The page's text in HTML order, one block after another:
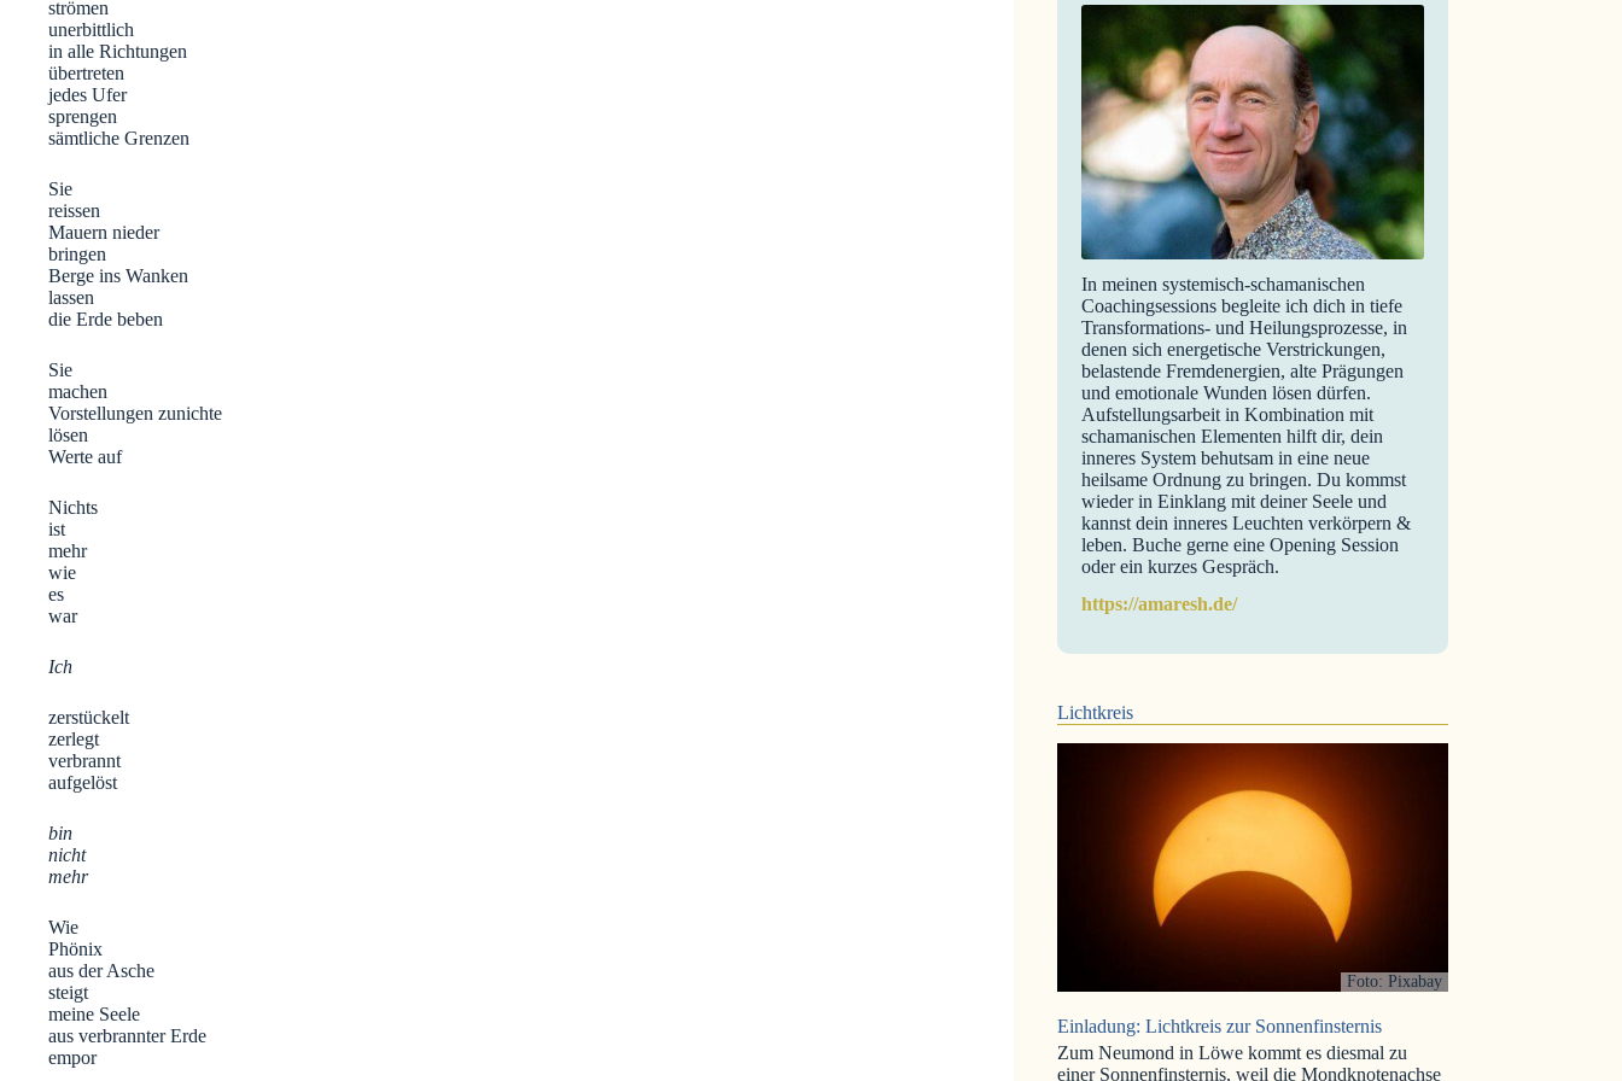
strömen
unerbittlich
in alle Richtungen
übertreten
jedes Ufer
sprengen
sämtliche Grenzen
Sie
reissen
Mauern nieder
bringen
Berge ins Wanken
lassen
die Erde beben
Sie
machen
Vorstellungen zunichte
lösen
Werte auf
Nichts
ist
mehr
wie
es
war
Ich
zerstückelt
zerlegt
verbrannt
aufgelöst
bin
nicht
mehr
Wie
Phönix
aus der Asche
steigt
meine Seele
aus verbrannter Erde
empor
In meinen systemisch-schamanischen
Coachingsessions begleite ich dich in tiefe
Transformations- und Heilungsprozesse, in
denen sich energetische Verstrickungen,
belastende Fremdenergien, alte Prägungen
und emotionale Wunden lösen dürfen.
Aufstellungsarbeit in Kombination mit
schamanischen Elementen hilft dir, dein
inneres System behutsam in eine neue
heilsame Ordnung zu bringen. Du kommst
wieder in Einklang mit deiner Seele und
kannst dein inneres Leuchten verkörpern &
leben. Buche gerne eine Opening Session
oder ein kurzes Gespräch.
https://amaresh.de/
Lichtkreis
Foto: Pixabay
Einladung: Lichtkreis zur Sonnenfinsternis
Zum Neumond in Löwe kommt es diesmal zu
einer Sonnenfinsternis, weil die Mondknotenachse